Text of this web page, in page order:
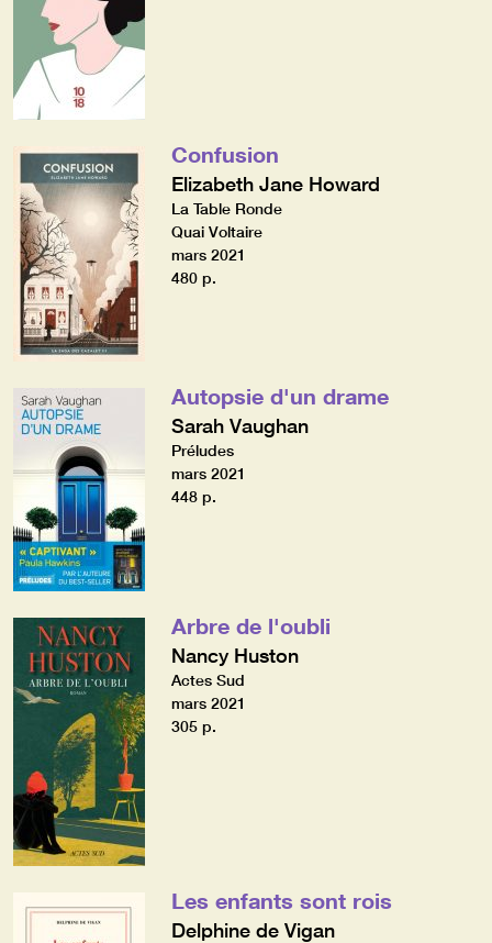
Confusion
Elizabeth Jane Howard
La Table Ronde
Quai Voltaire
mars 2021
480 p.
Autopsie d'un drame
Sarah Vaughan
Préludes
mars 2021
448 p.
Arbre de l'oubli
Nancy Huston
Actes Sud
mars 2021
305 p.
Les enfants sont rois
Delphine de Vigan